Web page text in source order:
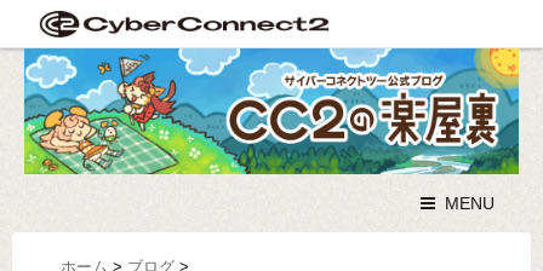
MENU
ホーム > ブログ >